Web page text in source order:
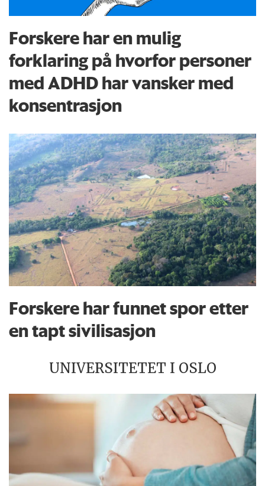
Forskere har en mulig
forklaring på hvorfor personer
med ADHD har vansker med
konsentrasjon
Forskere har funnet spor etter
en tapt sivilisasjon
UNIVERSITETET I OSLO